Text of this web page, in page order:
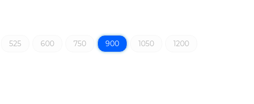
525 600 750 900 1050 1200